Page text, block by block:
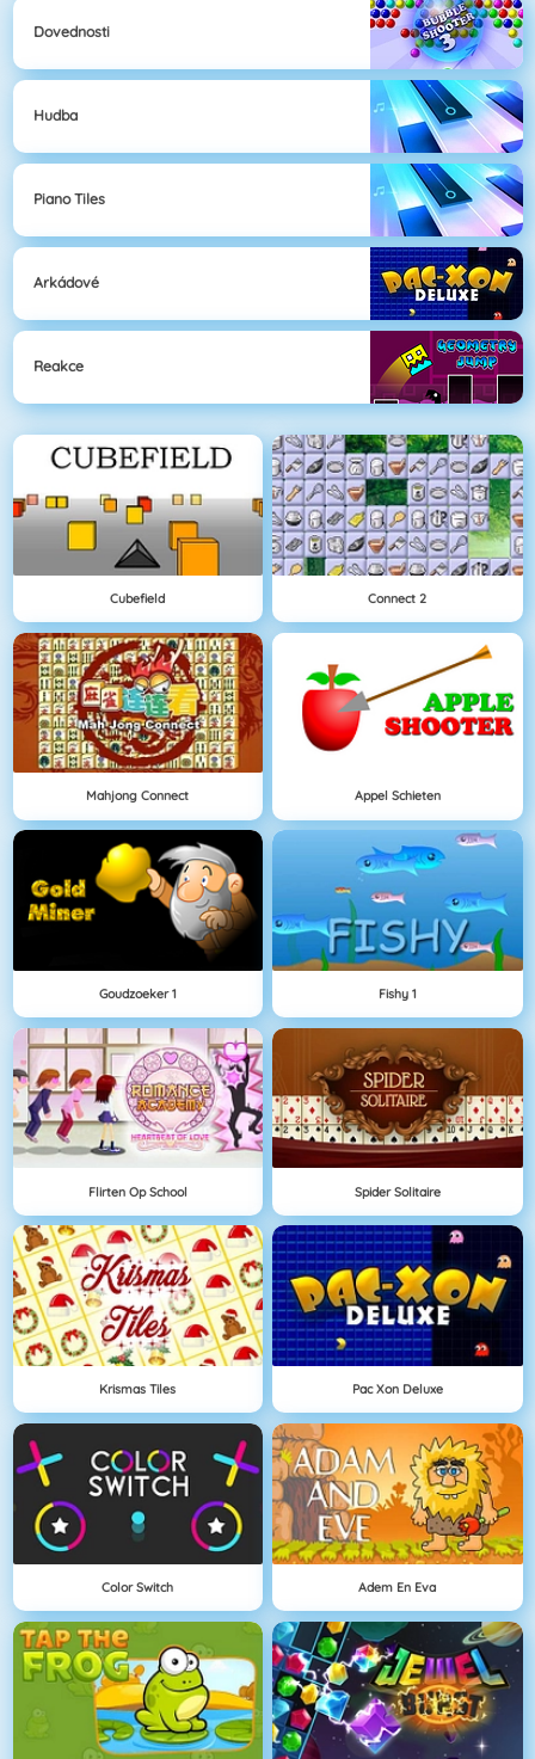
Dovednosti
Hudba
Piano Tiles
Arkádové
Reakce
Cubefield Connect 2
Mahjong Connect Appel Schieten
Goudzoeker 1 Fishy 1
Flirten Op School Spider Solitaire
Krismas Tiles Pac Xon Deluxe
Color Switch Adem En Eva